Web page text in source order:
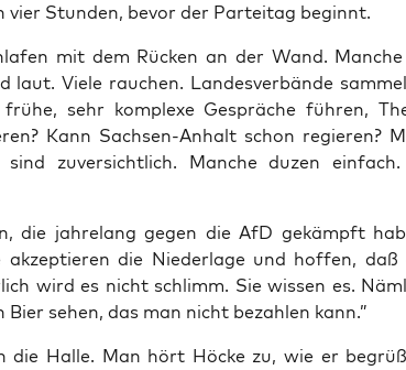
vier Stun­den, bevor der Par­tei­tag beginnt.
mit dem Rücken an der Wand.
laut. Vie­le rau­chen. Lan­des­ver­bän­de
sehr kom­ple­xe Gesprä­che füh­ren,
Kann Sach­sen-Anhalt schon regie­ren?
sind zuver­sicht­lich. Man­che duzen
die jah­re­lang gegen die AfD gekämpft
akzep­tie­ren die Nie­der­la­ge und hof­fen, daß
wird es nicht schlimm. Sie wis­sen es.
Bier sehen, das man nicht bezah­len kann.”
die Hal­le. Man hört Höcke zu, wie er